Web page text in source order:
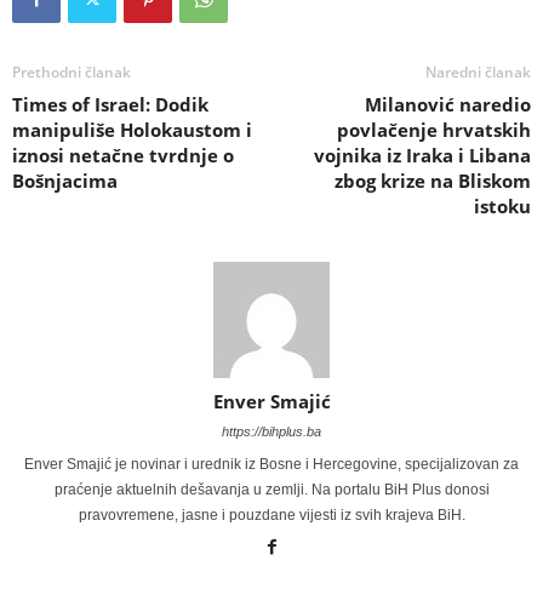
Prethodni članak
Times of Israel: Dodik
manipuliše Holokaustom i
iznosi netačne tvrdnje o
Bošnjacima
Naredni članak
Milanović naredio
povlačenje hrvatskih
vojnika iz Iraka i Libana
zbog krize na Bliskom
istoku
Enver Smajić
https://bihplus.ba
Enver Smajić je novinar i urednik iz Bosne i Hercegovine, specijalizovan za
praćenje aktuelnih dešavanja u zemlji. Na portalu BiH Plus donosi
pravovremene, jasne i pouzdane vijesti iz svih krajeva BiH.